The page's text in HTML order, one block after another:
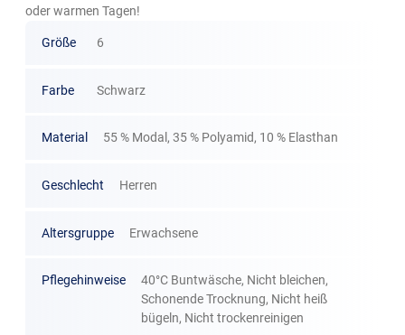
oder warmen Tagen!
Größe 6
Farbe Schwarz
Material 55 % Modal, 35 % Polyamid, 10 % Elasthan
Geschlecht Herren
Altersgruppe Erwachsene
Pflegehinweise
40°C Buntwäsche, Nicht bleichen,
Schonende Trocknung, Nicht heiß
bügeln, Nicht trockenreinigen